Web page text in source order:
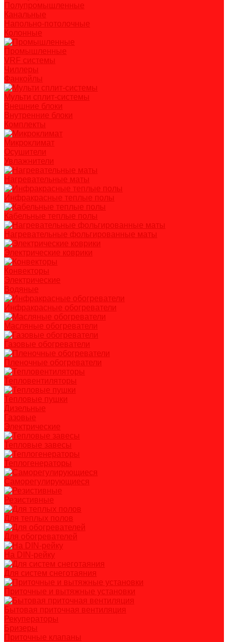
Полупромышленные
Канальные
Напольно-потолочные
Колонные
Промышленные
VRF системы
Чиллеры
Фанкойлы
Мульти сплит-системы
Внешние блоки
Внутренние блоки
Комплекты
Микроклимат
Осушители
Увлажнители
Нагревательные маты
Инфракрасные теплые полы
Кабельные теплые полы
Нагревательные фольгированные маты
Электрические коврики
Конвекторы
Электрические
Водяные
Инфракрасные обогреватели
Масляные обогреватели
Газовые обогреватели
Пленочные обогреватели
Тепловентиляторы
Тепловые пушки
Дизельные
Газовые
Электрические
Тепловые завесы
Теплогенераторы
Саморегулирующиеся
Резистивные
Для теплых полов
Для обогревателей
На DIN-рейку
Для систем снеготаяния
Приточные и вытяжные установки
Бытовая приточная вентиляция
Рекуператоры
Бризеры
Приточные клапаны